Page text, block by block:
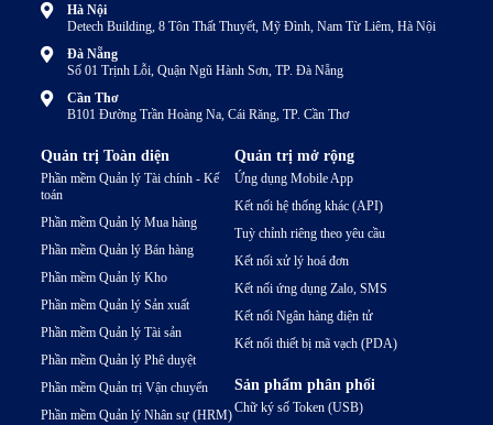
Hà Nội
Detech Building, 8 Tôn Thất Thuyết, Mỹ Đình, Nam Từ Liêm, Hà Nội
Đà Nẵng
Số 01 Trịnh Lỗi, Quận Ngũ Hành Sơn, TP. Đà Nẵng
Cần Thơ
B101 Đường Trần Hoàng Na, Cái Răng, TP. Cần Thơ
Quản trị Toàn diện
Phần mềm Quản lý Tài chính - Kế
toán
Phần mềm Quản lý Mua hàng
Phần mềm Quản lý Bán hàng
Phần mềm Quản lý Kho
Phần mềm Quản lý Sản xuất
Phần mềm Quản lý Tài sản
Phần mềm Quản lý Phê duyệt
Phần mềm Quản trị Vận chuyển
Phần mềm Quản lý Nhân sự (HRM)
Quản trị mở rộng
Ứng dụng Mobile App
Kết nối hệ thống khác (API)
Tuỳ chỉnh riêng theo yêu cầu
Kết nối xử lý hoá đơn
Kết nối ứng dụng Zalo, SMS
Kết nối Ngân hàng điện tử
Kết nối thiết bị mã vạch (PDA)
Sản phẩm phân phối
Chữ ký số Token (USB)